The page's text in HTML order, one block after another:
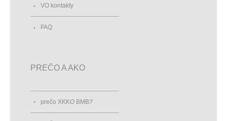
VO kontakty
FAQ
PREČO A AKO
prečo XKKO BMB?